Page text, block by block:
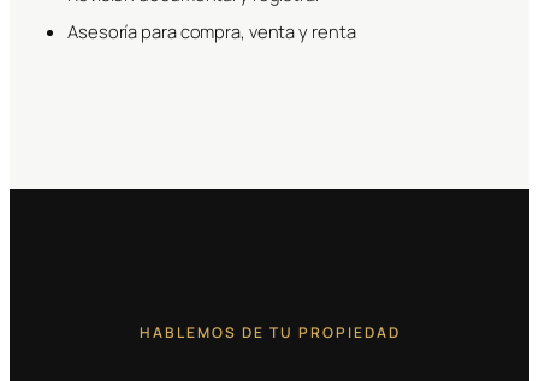
Asesoría para compra, venta y renta
HABLEMOS DE TU PROPIEDAD